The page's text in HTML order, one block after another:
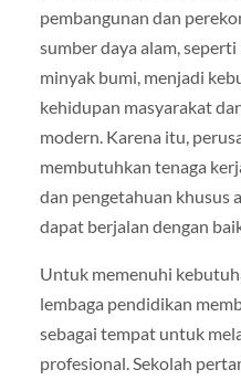
pembangunan dan
sumber daya alam,
minyak bumi, menjadi
kehidupan masyarakat
modern. Karena itu,
membutuhkan tenaga
dan pengetahuan khusus
dapat berjalan dengan
Untuk memenuhi
lembaga pendidikan
sebagai tempat untuk
profesional. Sekolah